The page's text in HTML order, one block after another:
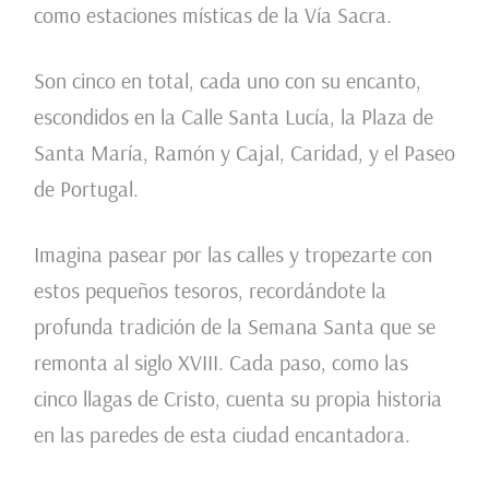
como estaciones místicas de la Vía Sacra.
Son cinco en total, cada uno con su encanto,
escondidos en la Calle Santa Lucía, la Plaza de
Santa María, Ramón y Cajal, Caridad, y el Paseo
de Portugal.
Imagina pasear por las calles y tropezarte con
estos pequeños tesoros, recordándote la
profunda tradición de la Semana Santa que se
remonta al siglo XVIII. Cada paso, como las
cinco llagas de Cristo, cuenta su propia historia
en las paredes de esta ciudad encantadora.